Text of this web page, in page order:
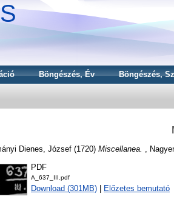
Böngészés, Év Böngészés,
Dienes, József (1720) Miscellanea. ,
PDF
A_637_III.pdf
Download (301MB) Előzetes bemutató